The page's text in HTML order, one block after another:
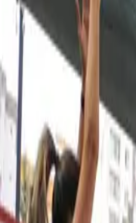
Anasayfa Kampüsler/100. Yıl
Kademeler Anaokulu • İlkokul •
İlçeÇukurova